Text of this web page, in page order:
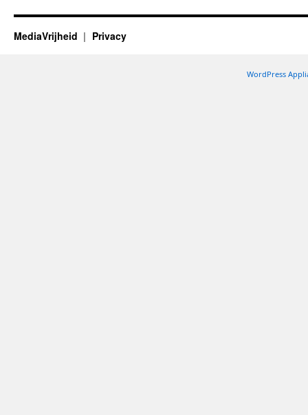
MediaVrijheid Privacy
WordPress